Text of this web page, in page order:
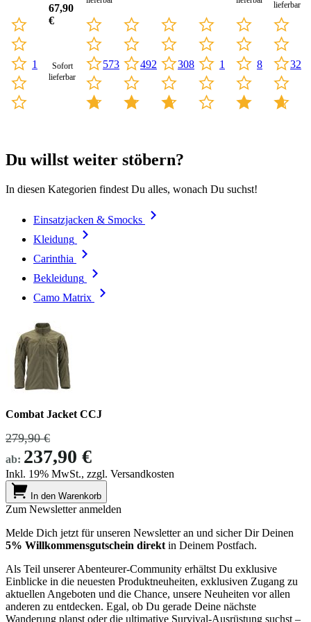
1
67,90
€
Sofort
lieferbar
573 492 308 1 8
lieferbar
32
Du willst weiter stöbern?
In diesen Kategorien findest Du alles, wonach Du suchst!
Einsatzjacken & Smocks
Kleidung
Carinthia
Bekleidung
Camo Matrix
Combat Jacket CCJ
279,90 €
ab: 237,90 €
Inkl. 19% MwSt., zzgl. Versandkosten
In den Warenkorb
Zum Newsletter anmelden
Melde Dich jetzt für unseren Newsletter an und sicher Dir Deinen
5% Willkommensgutschein direkt in Deinem Postfach.
Als Teil unserer Abenteurer-Community erhältst Du exklusive
Einblicke in die neuesten Produktneuheiten, exklusiven Zugang zu
aktuellen Angeboten und die Chance, unsere Neuheiten vor allen
anderen zu entdecken. Egal, ob Du gerade Deine nächste
Wanderung planst oder die ultimative Survival-Ausrüstung suchst –